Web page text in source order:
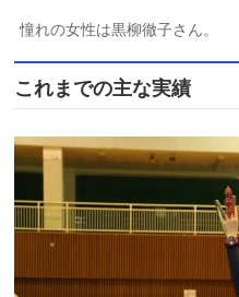
憧れの女性は黒柳徹子さん。
これまでの主な実績